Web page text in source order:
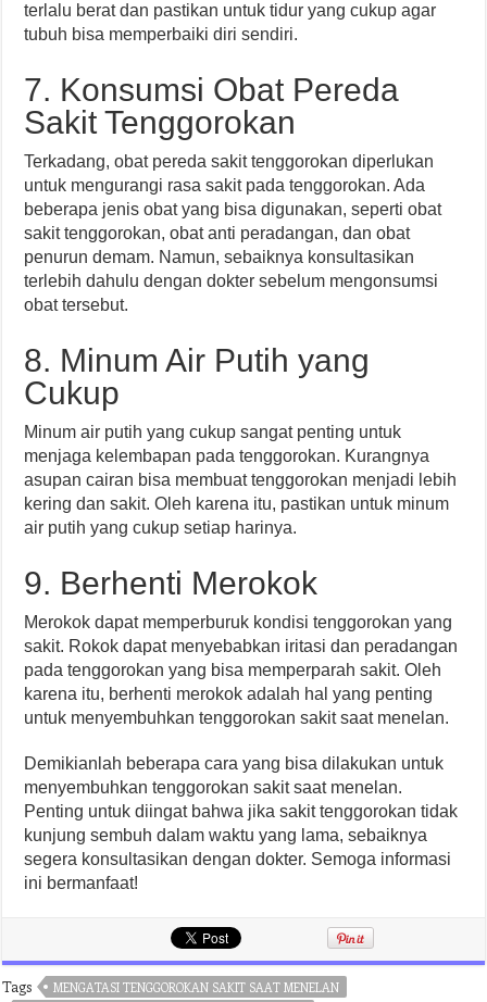
terlalu berat dan pastikan untuk tidur yang cukup agar
tubuh bisa memperbaiki diri sendiri.
7. Konsumsi Obat Pereda
Sakit Tenggorokan
Terkadang, obat pereda sakit tenggorokan diperlukan
untuk mengurangi rasa sakit pada tenggorokan. Ada
beberapa jenis obat yang bisa digunakan, seperti obat
sakit tenggorokan, obat anti peradangan, dan obat
penurun demam. Namun, sebaiknya konsultasikan
terlebih dahulu dengan dokter sebelum mengonsumsi
obat tersebut.
8. Minum Air Putih yang
Cukup
Minum air putih yang cukup sangat penting untuk
menjaga kelembapan pada tenggorokan. Kurangnya
asupan cairan bisa membuat tenggorokan menjadi lebih
kering dan sakit. Oleh karena itu, pastikan untuk minum
air putih yang cukup setiap harinya.
9. Berhenti Merokok
Merokok dapat memperburuk kondisi tenggorokan yang
sakit. Rokok dapat menyebabkan iritasi dan peradangan
pada tenggorokan yang bisa memperparah sakit. Oleh
karena itu, berhenti merokok adalah hal yang penting
untuk menyembuhkan tenggorokan sakit saat menelan.
Demikianlah beberapa cara yang bisa dilakukan untuk
menyembuhkan tenggorokan sakit saat menelan.
Penting untuk diingat bahwa jika sakit tenggorokan tidak
kunjung sembuh dalam waktu yang lama, sebaiknya
segera konsultasikan dengan dokter. Semoga informasi
ini bermanfaat!
Tags MENGATASI TENGGOROKAN SAKIT SAAT MENELAN